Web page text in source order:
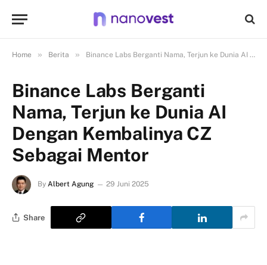
Home » Berita » Binance Labs Berganti Nama, Terjun ke Dunia AI Dengan Kembalinya CZ Sebagai Mentor
Binance Labs Berganti
Nama, Terjun ke Dunia AI
Dengan Kembalinya CZ
Sebagai Mentor
By Albert Agung 29 Juni 2025
Share